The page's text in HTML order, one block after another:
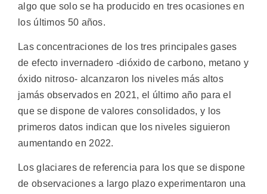
algo que solo se ha producido en tres ocasiones en
los últimos 50 años.
Las concentraciones de los tres principales gases
de efecto invernadero -dióxido de carbono, metano y
óxido nitroso- alcanzaron los niveles más altos
jamás observados en 2021, el último año para el
que se dispone de valores consolidados, y los
primeros datos indican que los niveles siguieron
aumentando en 2022.
Los glaciares de referencia para los que se dispone
de observaciones a largo plazo experimentaron una